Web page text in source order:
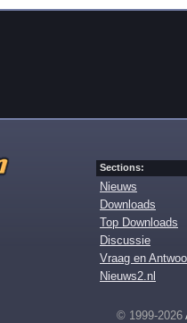
Sections:
Nieuws
Downloads
Top Downloads
Discussie
Vraag en
Nieuws2.nl
© 1999-2026